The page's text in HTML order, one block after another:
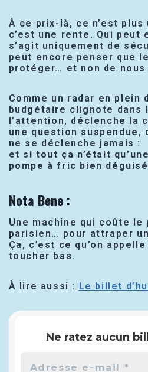
À ce prix-là, ce n’est
c’est une rente. Qui peut
s’agit uniquement de
peut encore penser que
protéger… et non de
Comme un radar en plein
budgétaire clignote dans
l’attention, déclenche la
une question suspendue,
ne se déclenche jamais :
et si tout ça n’était
pompe à fric bien
Nota Bene :
Une machine qui coûte le
parisien… pour attraper
Ça, c’est ce qu’on
toucher bas.
À lire aussi : Le billet
Ne ratez aucun